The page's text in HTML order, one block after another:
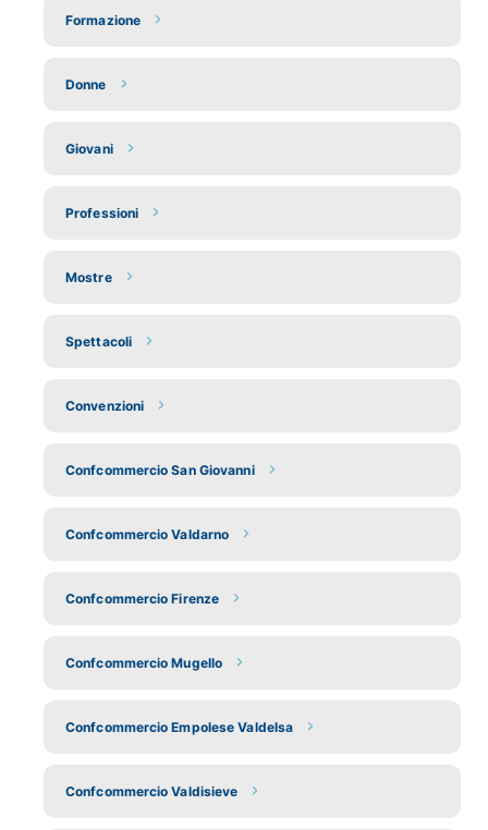
Formazione
Donne
Giovani
Professioni
Mostre
Spettacoli
Convenzioni
Confcommercio San Giovanni
Confcommercio Valdarno
Confcommercio Firenze
Confcommercio Mugello
Confcommercio Empolese Valdelsa
Confcommercio Valdisieve